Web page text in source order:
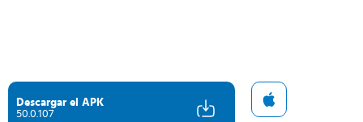
Descargar el APK
50.0.107